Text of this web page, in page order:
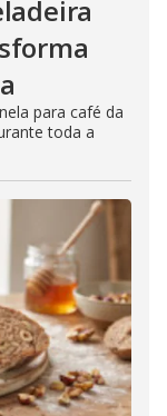
para café da
toda a